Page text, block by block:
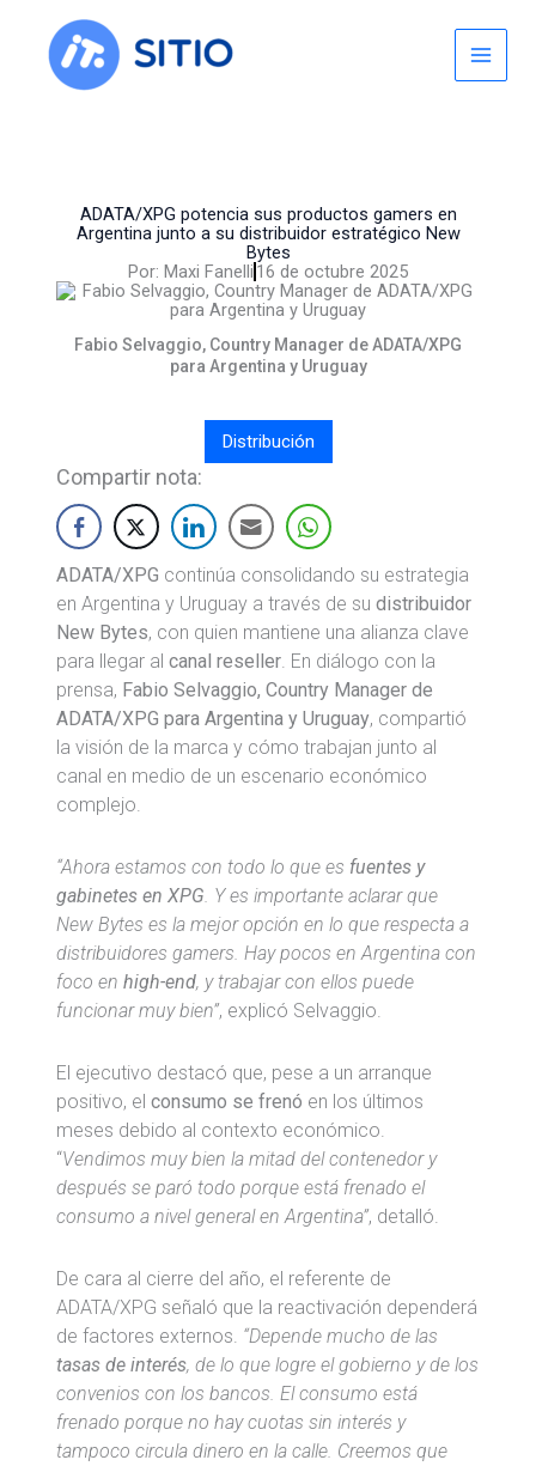
content
ADATA/XPG potencia sus productos gamers en
Argentina junto a su distribuidor estratégico New
Bytes
Por: Maxi Fanelli 16 de octubre 2025
Fabio Selvaggio, Country Manager de ADATA/XPG
para Argentina y Uruguay
Distribución
Compartir nota:
ADATA/XPG continúa consolidando su estrategia
en Argentina y Uruguay a través de sudistribuidor
New Bytes, con quien mantiene una alianza clave
para llegar alcanal reseller. En diálogo con la
prensa, Fabio Selvaggio, Country Manager de
ADATA/XPG para Argentina y Uruguay, compartió
la visión de la marca y cómo trabajan junto al
canal en medio de un escenario económico
complejo.
“Ahora estamos con todo lo que es fuentes y
gabinetes en XPG. Y es importante aclarar que
New Bytes es la mejor opción en lo que respecta a
distribuidores gamers. Hay pocos en Argentina con
foco enhigh-end, y trabajar con ellos puede
funcionar muy bien”, explicó Selvaggio.
El ejecutivo destacó que, pese a un arranque
positivo, elconsumo se frenó en los últimos
meses debido al contexto económico.
“Vendimos muy bien la mitad del contenedor y
después se paró todo porque está frenado el
consumo a nivel general en Argentina”, detalló.
De cara al cierre del año, el referente de
ADATA/XPG señaló que la reactivación dependerá
de factores externos. “Depende mucho de las
tasas de interés, de lo que logre el gobierno y de los
convenios con los bancos. El consumo está
frenado porque no hay cuotas sin interés y
tampoco circula dinero en la calle. Creemos que